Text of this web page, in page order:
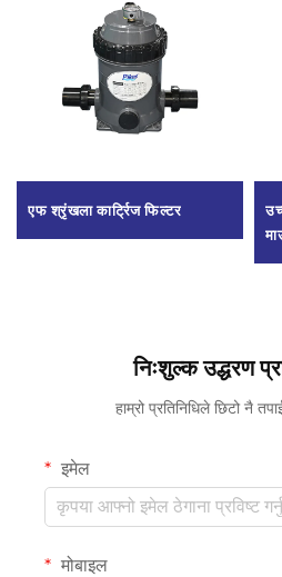
एफ श्रृंखला कार्ट्रिज फिल्टर
निःशुल्क उद्धरण
हाम्रो प्रतिनिधिले छिटो नै
इमेल
मोबाइल